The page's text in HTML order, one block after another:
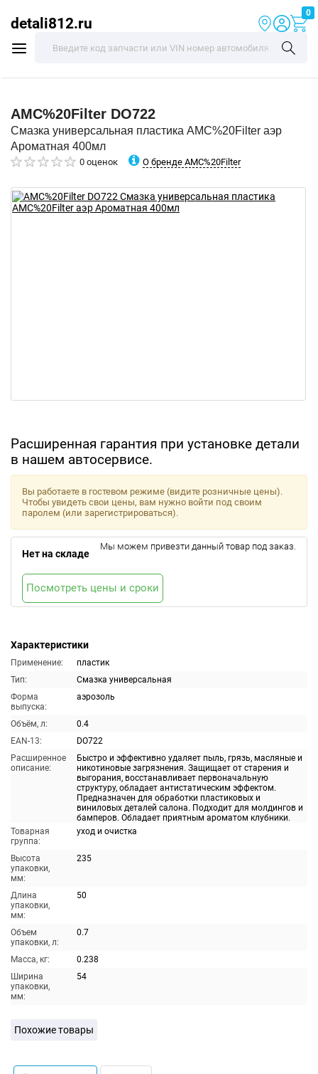
detali812.ru
0
AMC%20Filter DO722
Смазка универсальная пластика AMC%20Filter аэр
Ароматная 400мл
0 оценок О бренде AMC%20Filter
Расширенная гарантия при установке детали
в нашем автосервисе.
Характеристики
Применение:
пластик
Тип:
Смазка универсальная
Форма
выпуска:
аэрозоль
Объём, л:
0.4
EAN-13:
DO722
Расширенное
описание:
Быстро и эффективно удаляет пыль, грязь, масляные и
никотиновые загрязнения. Защищает от старения и
выгорания, восстанавливает первоначальную
структуру, обладает антистатическим эффектом.
Предназначен для обработки пластиковых и
виниловых деталей салона. Подходит для молдингов и
бамперов. Обладает приятным ароматом клубники.
Товарная
группа:
уход и очистка
Высота
упаковки,
мм:
235
Длина
упаковки,
мм:
50
Объем
упаковки, л:
0.7
Масса, кг:
0.238
Ширина
упаковки,
мм:
54
Вы работаете в гостевом режиме (видите розничные цены).
Чтобы увидеть свои цены, вам нужно войти под своим
паролем (или зарегистрироваться).
Нет на складе
Мы можем привезти данный товар под заказ.
Посмотреть цены и сроки
Похожие товары